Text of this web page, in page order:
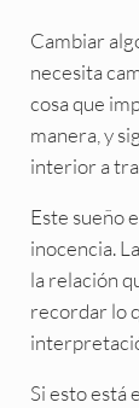
Cambiar
necesita
cosa que
manera, y
interior a
Este sueño
inocencia.
la relación
recordar lo
Si esto está